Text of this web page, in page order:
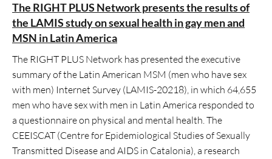
The RIGHT PLUS Network presents the results of
the LAMIS study on sexual health in gay men and
MSN in Latin America
The RIGHT PLUS Network has presented the executive
summary of the Latin American MSM (men who have sex
with men) Internet Survey (LAMIS-20218), in which 64,655
men who have sex with men in Latin America responded to
a questionnaire on physical and mental health. The
CEEISCAT (Centre for Epidemiological Studies of Sexually
Transmitted Disease and AIDS in Catalonia), a research